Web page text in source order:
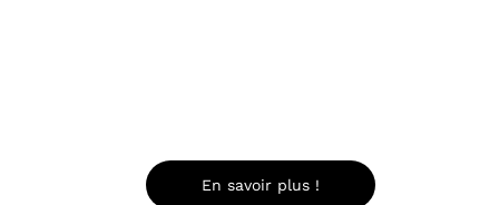
En savoir plus !